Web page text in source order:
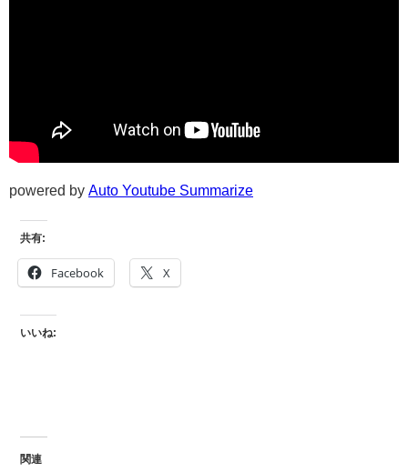
powered by Auto Youtube Summarize
共有:
Facebook X
いいね:
関連